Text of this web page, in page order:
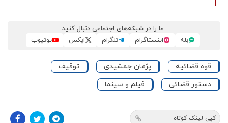
ما را در شبکه‌های اجتماعی دنبال کنید
بله
اینستاگرام تلگرام ایکس یوتیوب
قوه قضائیه پژمان جمشیدی
توقیف
دستور قضائی
فیلم و سینما
کپی لینک کوتاه